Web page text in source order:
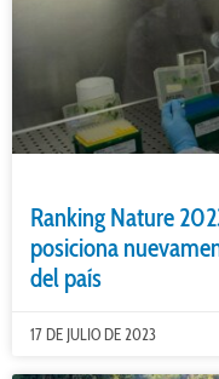
Ranking Nature
posiciona
del país
17 DE JULIO DE 2023